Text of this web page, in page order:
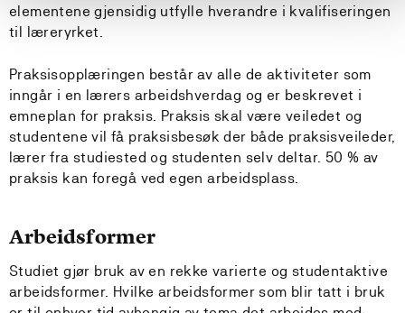
elementene gjensidig utfylle hverandre i kvalifiseringen
til læreryrket.
Praksisopplæringen består av alle de aktiviteter som
inngår i en lærers arbeidshverdag og er beskrevet i
emneplan for praksis. Praksis skal være veiledet og
studentene vil få praksisbesøk der både praksisveileder,
lærer fra studiested og studenten selv deltar. 50 % av
praksis kan foregå ved egen arbeidsplass.
Arbeidsformer
Studiet gjør bruk av en rekke varierte og studentaktive
arbeidsformer. Hvilke arbeidsformer som blir tatt i bruk